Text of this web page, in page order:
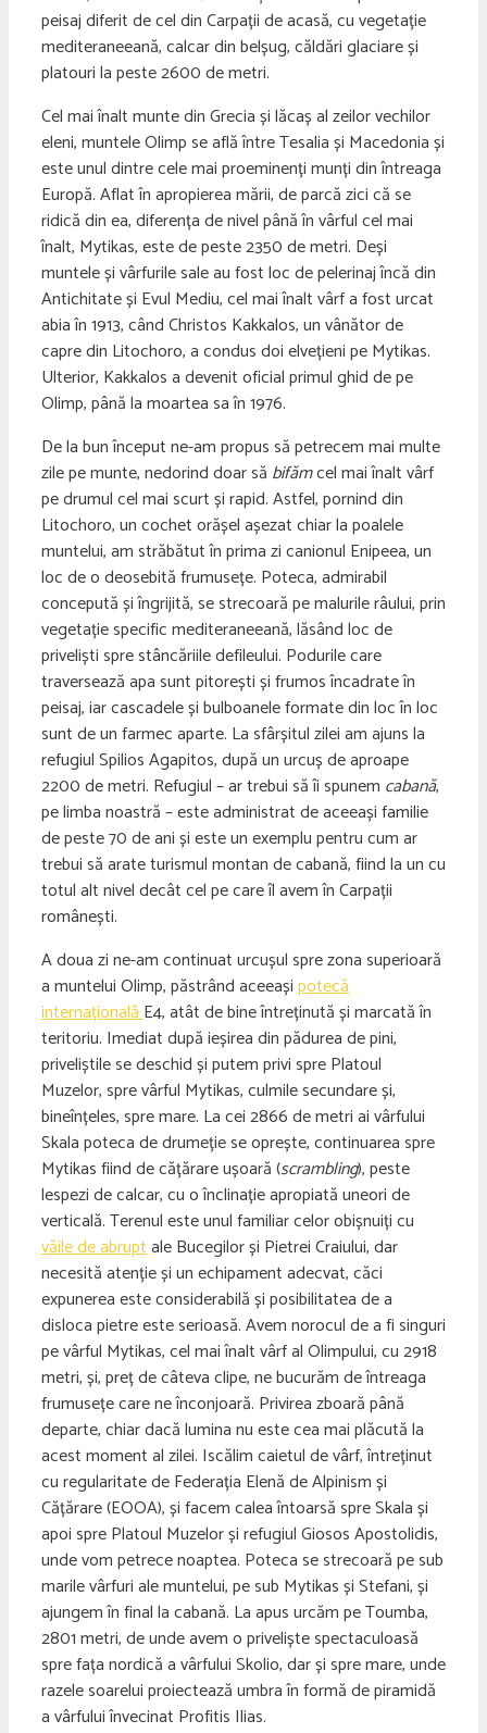
peisaj diferit de cel din Carpații de acasă, cu vegetație
mediteraneeană, calcar din belșug, căldări glaciare și
platouri la peste 2600 de metri.
Cel mai înalt munte din Grecia și lăcaș al zeilor vechilor
eleni, muntele Olimp se află între Tesalia și Macedonia și
este unul dintre cele mai proeminenți munți din întreaga
Europă. Aflat în apropierea mării, de parcă zici că se
ridică din ea, diferența de nivel până în vârful cel mai
înalt, Mytikas, este de peste 2350 de metri. Deși
muntele și vârfurile sale au fost loc de pelerinaj încă din
Antichitate și Evul Mediu, cel mai înalt vârf a fost urcat
abia în 1913, când Christos Kakkalos, un vânător de
capre din Litochoro, a condus doi elvețieni pe Mytikas.
Ulterior, Kakkalos a devenit oficial primul ghid de pe
Olimp, până la moartea sa în 1976.
De la bun început ne-am propus să petrecem mai multe
zile pe munte, nedorind doar să bifămcel mai înalt vârf
pe drumul cel mai scurt și rapid. Astfel, pornind din
Litochoro, un cochet orășel așezat chiar la poalele
muntelui, am străbătut în prima zi canionul Enipeea, un
loc de o deosebită frumusețe. Poteca, admirabil
concepută și îngrijită, se strecoară pe malurile râului, prin
vegetație specific mediteraneeană, lăsând loc de
priveliști spre stâncăriile defileului. Podurile care
traversează apa sunt pitorești și frumos încadrate în
peisaj, iar cascadele și bulboanele formate din loc în loc
sunt de un farmec aparte. La sfârșitul zilei am ajuns la
refugiul Spilios Agapitos, după un urcuș de aproape
2200 de metri. Refugiul – ar trebui să îi spunem cabană,
pe limba noastră – este administrat de aceeași familie
de peste 70 de ani și este un exemplu pentru cum ar
trebui să arate turismul montan de cabană, fiind la un cu
totul alt nivel decât cel pe care îl avem în Carpații
românești.
A doua zi ne-am continuat urcușul spre zona superioară
a muntelui Olimp, păstrând aceeașipotecă
internaționalăE4, atât de bine întreținută și marcată în
teritoriu. Imediat după ieșirea din pădurea de pini,
priveliștile se deschid și putem privi spre Platoul
Muzelor, spre vârful Mytikas, culmile secundare și,
bineînțeles, spre mare. La cei 2866 de metri ai vârfului
Skala poteca de drumeție se oprește, continuarea spre
Mytikas fiind de cățărare ușoară (scrambling), peste
lespezi de calcar, cu o înclinație apropiată uneori de
verticală. Terenul este unul familiar celor obișnuiți cu
văile de abruptale Bucegilor și Pietrei Craiului, dar
necesită atenție și un echipament adecvat, căci
expunerea este considerabilă și posibilitatea de a
disloca pietre este serioasă. Avem norocul de a fi singuri
pe vârful Mytikas, cel mai înalt vârf al Olimpului, cu 2918
metri, și, preț de câteva clipe, ne bucurăm de întreaga
frumusețe care ne înconjoară. Privirea zboară până
departe, chiar dacă lumina nu este cea mai plăcută la
acest moment al zilei. Iscălim caietul de vârf, întreținut
cu regularitate de Federația Elenă de Alpinism și
Cățărare (EOOA), și facem calea întoarsă spre Skala și
apoi spre Platoul Muzelor și refugiul Giosos Apostolidis,
unde vom petrece noaptea. Poteca se strecoară pe sub
marile vârfuri ale muntelui, pe sub Mytikas și Stefani, și
ajungem în final la cabană. La apus urcăm pe Toumba,
2801 metri, de unde avem o priveliște spectaculoasă
spre fața nordică a vârfului Skolio, dar și spre mare, unde
razele soarelui proiectează umbra în formă de piramidă
a vârfului învecinat Profitis Ilias.